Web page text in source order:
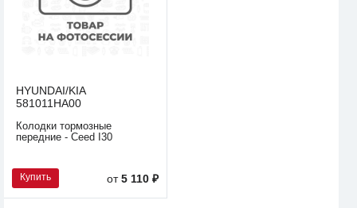
HYUNDAI/KIA
581011HA00
Колодки тормозные
передние - Ceed I30
Купить от5 110 ₽